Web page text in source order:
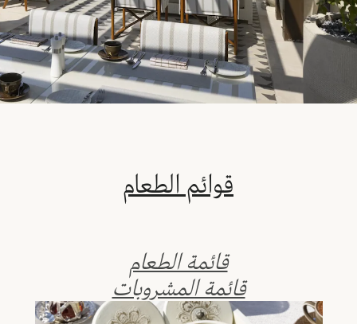
قوائم الطعام
قائمة الطعام
قائمة المشروبات